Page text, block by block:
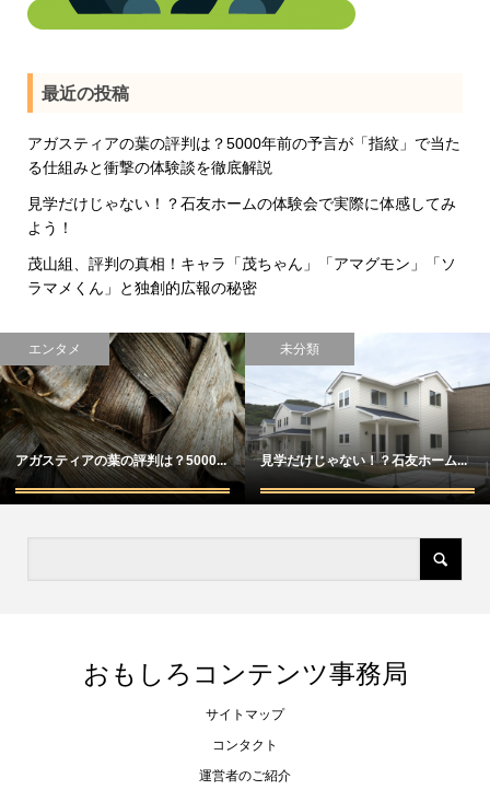
最近の投稿
アガスティアの葉の評判は？5000年前の予言が「指紋」で当た
る仕組みと衝撃の体験談を徹底解説
見学だけじゃない！？石友ホームの体験会で実際に体感してみ
よう！
茂山組、評判の真相！キャラ「茂ちゃん」「アマグモン」「ソ
ラマメくん」と独創的広報の秘密
エンタメ
アガスティアの葉の評判は？5000...
未分類
見学だけじゃない！？石友ホーム...
おもしろコンテンツ事務局
サイトマップ
コンタクト
運営者のご紹介